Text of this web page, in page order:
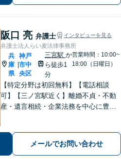
阪口 亮 弁護士 インタビューを見る
弁護士法人らい麦法律事務所
兵
庫
県
神戸
市中
央区
三宮駅 か
ら徒歩1
分
営業時間：10:00~
18:00（日曜日）
【特定分野は初回無料】【電話相談
可】【三ノ宮駅近く】離婚不貞・不動
産・遺言相続・企業法務を中心に豊富
もって最善の解決を実現します。お気
軽にご相談ください。
メールでお問い合わせ